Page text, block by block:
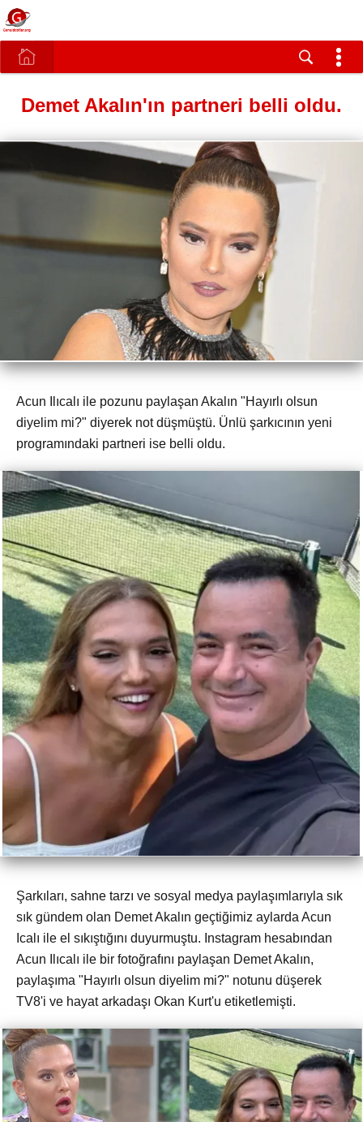
Demet Akalın'ın partneri belli oldu.
Acun Ilıcalı ile pozunu paylaşan Akalın "Hayırlı olsun
diyelim mi?" diyerek not düşmüştü. Ünlü şarkıcının yeni
programındaki partneri ise belli oldu.
Şarkıları, sahne tarzı ve sosyal medya paylaşımlarıyla sık
sık gündem olan Demet Akalın geçtiğimiz aylarda Acun
Icalı ile el sıkıştığını duyurmuştu. Instagram hesabından
Acun Ilıcalı ile bir fotoğrafını paylaşan Demet Akalın,
paylaşıma "Hayırlı olsun diyelim mi?" notunu düşerek
TV8'i ve hayat arkadaşı Okan Kurt'u etiketlemişti.